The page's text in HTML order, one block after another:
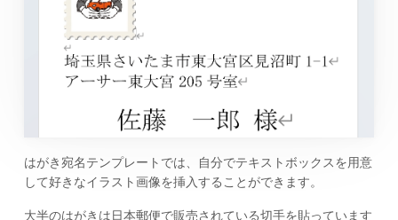
はがき宛名テンプレートでは、自分でテキストボックスを用意
して好きなイラスト画像を挿入することができます。
大半のはがきは日本郵便で販売されている切手を貼っています